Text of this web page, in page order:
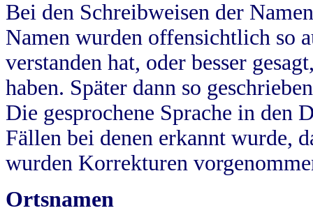
Bei den Schreibweisen der
Namen wurden offensichtlich so
verstanden hat, oder besser
haben. Später dann so
Die gesprochene Sprache in
Fällen bei denen erkannt wurde,
wurden Korrekturen
Ortsnamen